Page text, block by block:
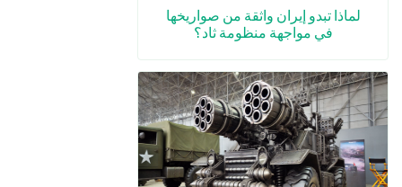
لماذا تبدو إيران واثقة من صواريخها
في مواجهة منظومة ثاد؟